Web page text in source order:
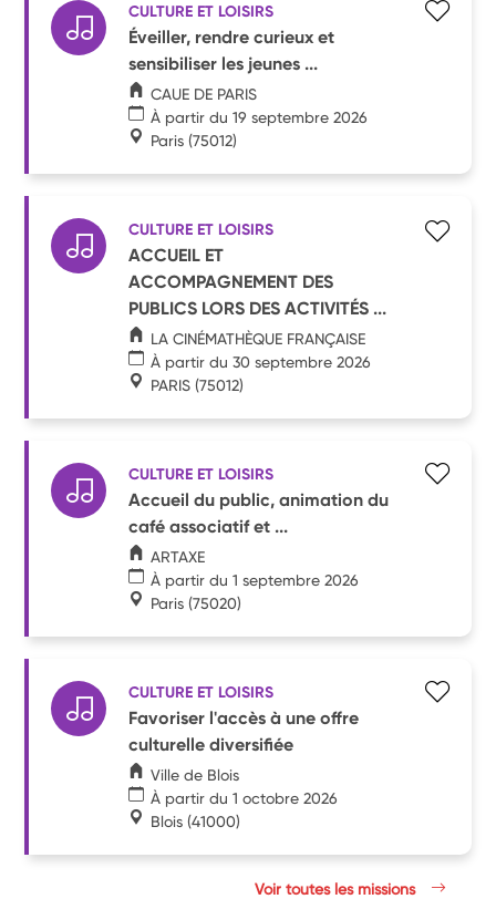
CULTURE ET LOISIRS
Éveiller, rendre curieux et
sensibiliser les jeunes ...
CAUE DE PARIS
À partir du 19 septembre 2026
Paris (75012)
CULTURE ET LOISIRS
ACCUEIL ET
ACCOMPAGNEMENT DES
PUBLICS LORS DES ACTIVITÉS ...
LA CINÉMATHÈQUE FRANÇAISE
À partir du 30 septembre 2026
PARIS (75012)
CULTURE ET LOISIRS
Accueil du public, animation du
café associatif et ...
ARTAXE
À partir du 1 septembre 2026
Paris (75020)
CULTURE ET LOISIRS
Favoriser l'accès à une offre
culturelle diversifiée
Ville de Blois
À partir du 1 octobre 2026
Blois (41000)
Voir toutes les missions